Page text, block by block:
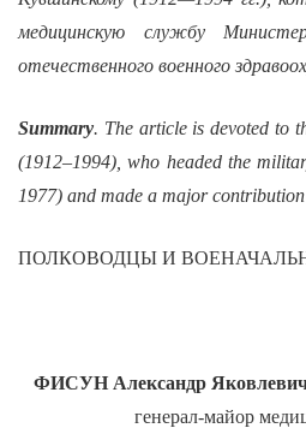
медицинскую службу
отечественного военного
Summary. The article is devoted to
(1912–1994), who headed the
1977) and made a major
ПОЛКОВОДЦЫ И
ФИСУН Александр
генерал-майор